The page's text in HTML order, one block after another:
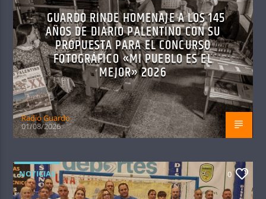
GUARDO RINDE HOMENAJE A LOS 145
AÑOS DE DIARIO PALENTINO CON SU
PROPUESTA PARA EL CONCURSO
FOTOGRÁFICO «MI PUEBLO ES EL
MEJOR» 2026
Radio Guardo
01/08/2026
NOTICIAS 0